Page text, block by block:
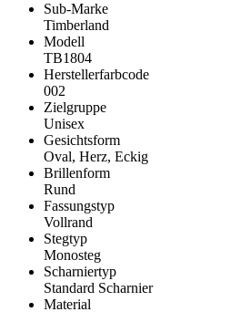
Sub-Marke
Timberland
Modell
TB1804
Herstellerfarbcode
002
Zielgruppe
Unisex
Gesichtsform
Oval, Herz, Eckig
Brillenform
Rund
Fassungstyp
Vollrand
Stegtyp
Monosteg
Scharniertyp
Standard Scharnier
Material